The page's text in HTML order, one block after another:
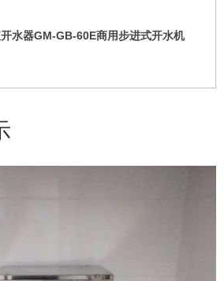
水器GM-GB-60E商用步进式开水机